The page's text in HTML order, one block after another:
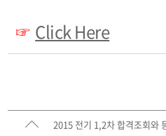
☞ Click Here
2015 전기 1,2차 합격조회와